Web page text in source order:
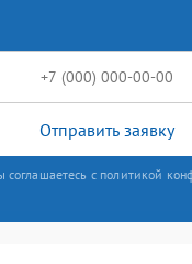
Отправить заявку
соглашаетесь с политикой